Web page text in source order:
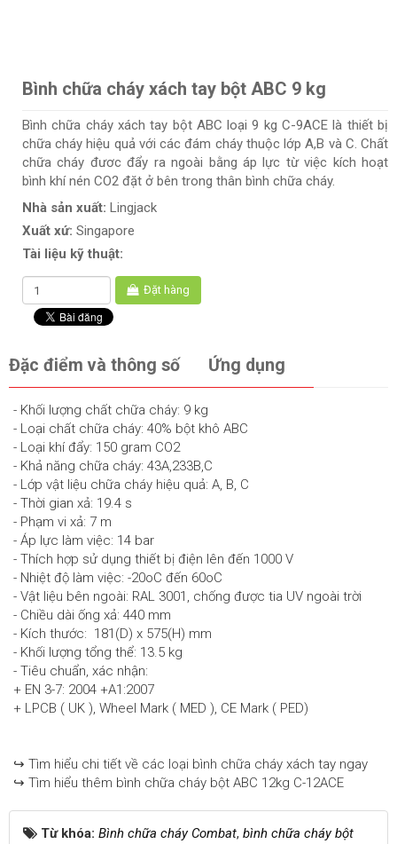
Bình chữa cháy xách tay bột ABC 9 kg
Bình chữa cháy xách tay bột ABC loại 9 kg C-9ACE là thiết bị
chữa cháy hiệu quả với các đám cháy thuộc lớp A,B và C. Chất
chữa cháy đươc đẩy ra ngoài bằng áp lực từ việc kích hoạt
bình khí nén CO2 đặt ở bên trong thân bình chữa cháy.
Nhà sản xuất: Lingjack
Xuất xứ: Singapore
Tài liệu kỹ thuật:
Đặt hàng
Đặc điểm và thông số Ứng dụng
- Khối lượng chất chữa cháy: 9 kg
- Loại chất chữa cháy: 40% bột khô ABC
- Loại khí đẩy: 150 gram CO2
- Khả năng chữa cháy: 43A,233B,C
- Lớp vật liệu chữa cháy hiệu quả: A, B, C
- Thời gian xả: 19.4 s
- Phạm vi xả: 7 m
- Áp lực làm việc: 14 bar
- Thích hợp sử dụng thiết bị điện lên đến 1000 V
- Nhiệt độ làm việc: -20oC đến 60oC
- Vật liệu bên ngoài: RAL 3001, chống được tia UV ngoài trời
- Chiều dài ống xả: 440 mm
- Kích thước: 181(D) x 575(H) mm
- Khối lượng tổng thể: 13.5 kg
- Tiêu chuẩn, xác nhận:
+ EN 3-7: 2004 +A1:2007
+ LPCB ( UK ), Wheel Mark ( MED ), CE Mark ( PED)
↪ Tìm hiểu chi tiết về các loại bình chữa cháy xách tay ngay
↪ Tìm hiểu thêm bình chữa cháy bột ABC 12kg C-12ACE
Từ khóa: Bình chữa cháy Combat, bình chữa cháy bột